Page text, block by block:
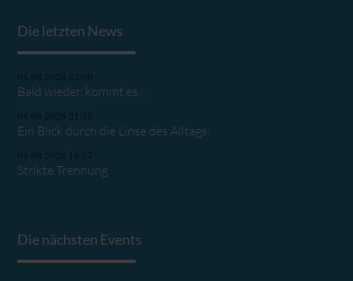
Die letzten News
06.08.2026 23:00
Bald wieder, kommt es…
06.08.2026 21:35
Ein Blick durch die Linse des Alltags:
06.08.2026 16:57
Strikte Trennung
Die nächsten Events